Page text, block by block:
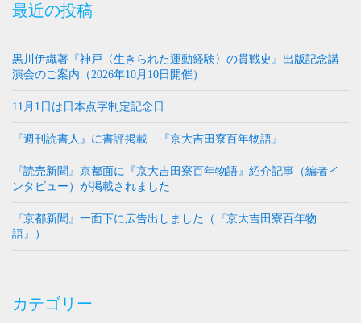
最近の投稿
黒川伊織著『神戸〈生きられた運動経験〉の貫戦史』出版記念講
演会のご案内（2026年10月10日開催）
11月1日は日本点字制定記念日
『週刊読書人』に書評掲載 『京大吉田寮百年物語』
『読売新聞』京都面に『京大吉田寮百年物語』紹介記事（編者イ
ンタビュー）が掲載されました
『京都新聞』一面下に広告出しました（『京大吉田寮百年物
語』）
カテゴリー